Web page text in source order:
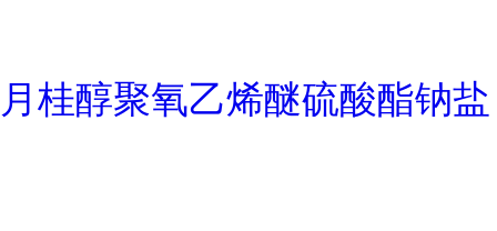
月桂醇聚氧乙烯醚硫酸酯钠盐